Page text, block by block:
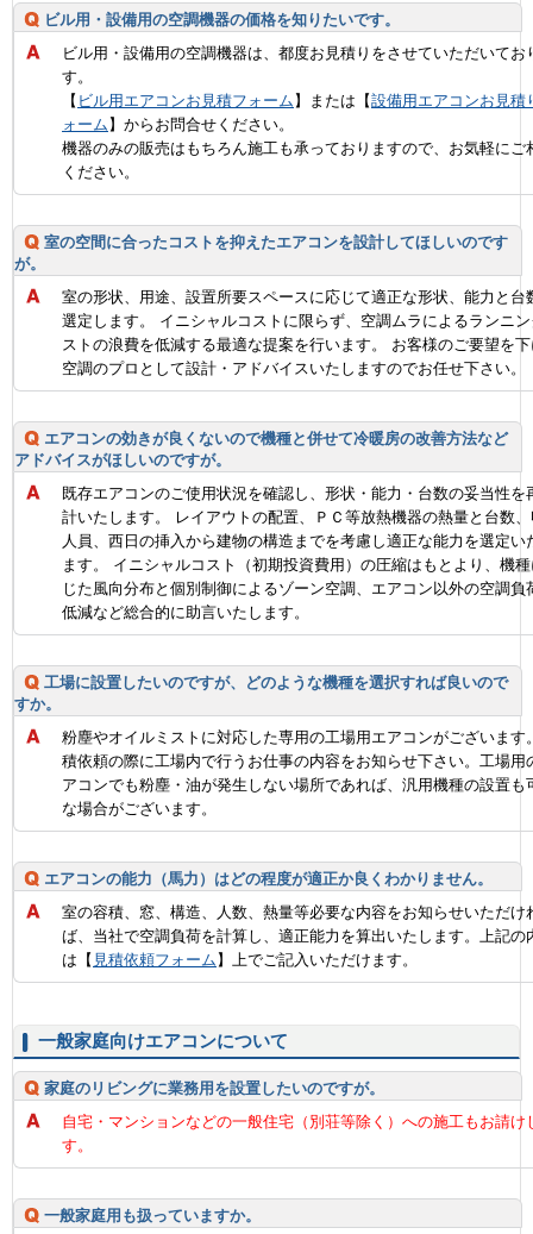
ビル用・設備用の空調機器の価格を知りたいです。
ビル用・設備用の空調機器は、都度お見積りをさせていただいてお
す。
【 ビル用エアコンお見積フォーム 】または【設備用エアコンお見積
ォーム 】からお問合せください。
機器のみの販売はもちろん施工も承っておりますので、お気軽にご
ください。
室の空間に合ったコストを抑えたエアコンを設計してほしいのです
が。
室の形状、用途、設置所要スペースに応じて適正な形状、能力と台
選定します。 イニシャルコストに限らず、空調ムラによるランニ
ストの浪費を低減する最適な提案を行います。 お客様のご要望を
空調のプロとして設計・アドバイスいたしますのでお任せ下さい。
エアコンの効きが良くないので機種と併せて冷暖房の改善方法など
アドバイスがほしいのですが。
既存エアコンのご使用状況を確認し、形状・能力・台数の妥当性を
計いたします。 レイアウトの配置、ＰＣ等放熱機器の熱量と台数
人員、西日の挿入から建物の構造までを考慮し適正な能力を選定い
ます。 イニシャルコスト（初期投資費用）の圧縮はもとより、機
じた風向分布と個別制御によるゾーン空調、エアコン以外の空調負
低減など総合的に助言いたします。
工場に設置したいのですが、どのような機種を選択すれば良いので
すか。
粉塵やオイルミストに対応した専用の工場用エアコンがございます
積依頼の際に工場内で行うお仕事の内容をお知らせ下さい。工場用
アコンでも粉塵・油が発生しない場所であれば、汎用機種の設置も
な場合がございます。
エアコンの能力（馬力）はどの程度が適正か良くわかりません。
室の容積、窓、構造、人数、熱量等必要な内容をお知らせいただけ
ば、当社で空調負荷を計算し、適正能力を算出いたします。上記の
は【 見積依頼フォーム 】上でご記入いただけます。
一般家庭向けエアコンについて
家庭のリビングに業務用を設置したいのですが。
自宅・マンションなどの一般住宅（別荘等除く）への施工もお請け
す。
一般家庭用も扱っていますか。